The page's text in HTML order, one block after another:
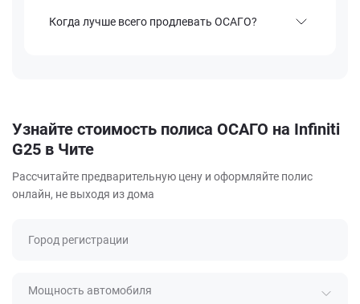
Когда лучше всего продлевать ОСАГО?
Узнайте стоимость полиса ОСАГО на Infiniti
G25 в Чите
Рассчитайте предварительную цену и оформляйте полис
онлайн, не выходя из дома
Город регистрации
Мощность автомобиля